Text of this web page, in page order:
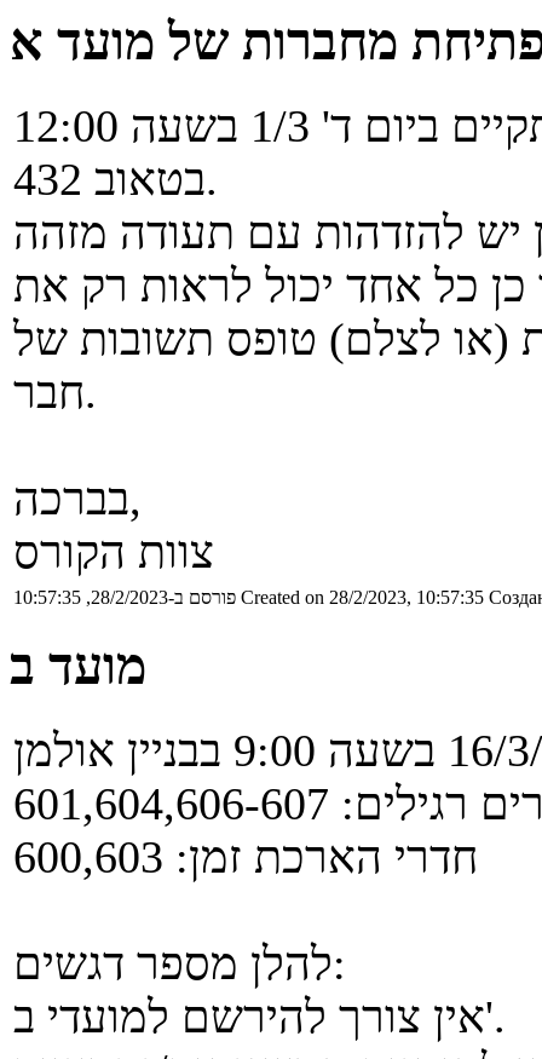
מחברות של מועד א
פתיחת מחברות של מועד א' תתקיים ביום ד' 1/3 בשעה 12:00
בטאוב 432.
יש להזדהות עם תעודה מזהה
כל אחד יכול לראות רק את
(או לצלם) טופס תשובות של
חבר.
בברכה,
צוות הקורס
פורסם ב-28/2/2023, 10:57:35 Created on 28/2/2023, 10:57:35
מועד ב
601,604,606-607
חדרי הארכת זמן: 600,603
להלן מספר דגשים:
אין צורך להירשם למועדי ב'.